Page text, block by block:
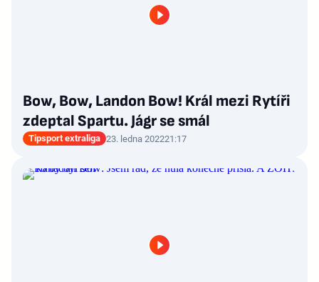
Bow, Bow, Landon Bow! Král mezi Rytíři
zdeptal Spartu. Jágr se smál
Tipsport extraliga 23. ledna 202221:17